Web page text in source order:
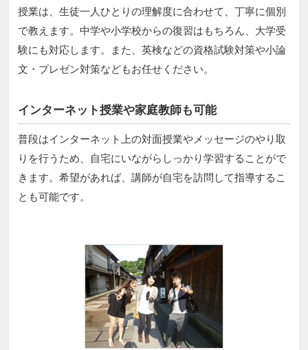
授業は、生徒一人ひとりの理解度に合わせて、丁寧に個別
で教えます。中学や小学校からの復習はもちろん、大学受
験にも対応します。また、英検などの資格試験対策や小論
文・プレゼン対策などもお任せください。
インターネット授業や家庭教師も可能
普段はインターネット上の対面授業やメッセージのやり取
りを行うため、自宅にいながらしっかり学習することがで
きます。希望があれば、講師が自宅を訪問して指導するこ
とも可能です。